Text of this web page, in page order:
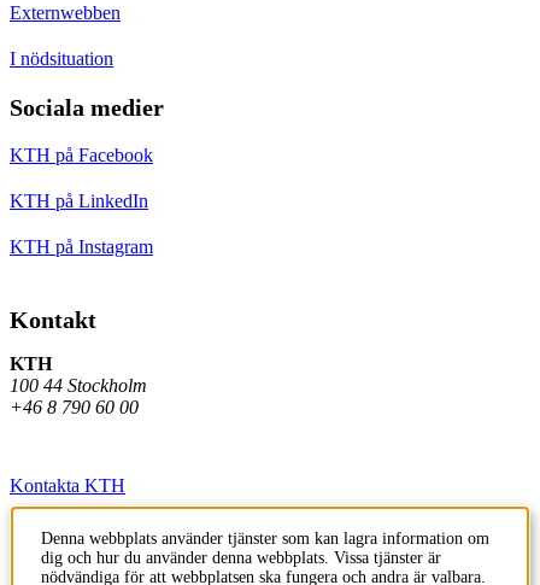
Externwebben
I nödsituation
Sociala medier
KTH på Facebook
KTH på LinkedIn
KTH på Instagram
Kontakt
KTH
100 44 Stockholm
+46 8 790 60 00
Kontakta KTH
Jobba på KTH
Press och media
Denna webbplats använder tjänster som kan lagra information om
dig och hur du använder denna webbplats. Vissa tjänster är
nödvändiga för att webbplatsen ska fungera och andra är valbara.